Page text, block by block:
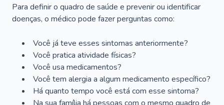
Para definir o quadro de saúde e prevenir ou identificar
doenças, o médico pode fazer perguntas como:
Você já teve esses sintomas anteriormente?
Você pratica atividade físicas?
Você usa medicamentos?
Você tem alergia a algum medicamento específico?
Há quanto tempo você está com esse sintoma?